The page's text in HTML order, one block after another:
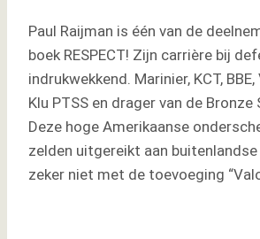
Paul Raijman is één van de
boek RESPECT! Zijn carrière bij
indrukwekkend. Marinier, KCT,
Klu PTSS en drager van de
Deze hoge Amerikaanse
zelden uitgereikt aan
zeker niet met de toevoeging